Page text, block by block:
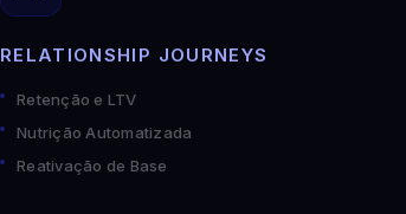
RELATIONSHIP JOURNEYS
Retenção e LTV
Nutrição Automatizada
Reativação de Base